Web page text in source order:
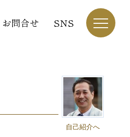
お問合せ SNS
自己紹介へ